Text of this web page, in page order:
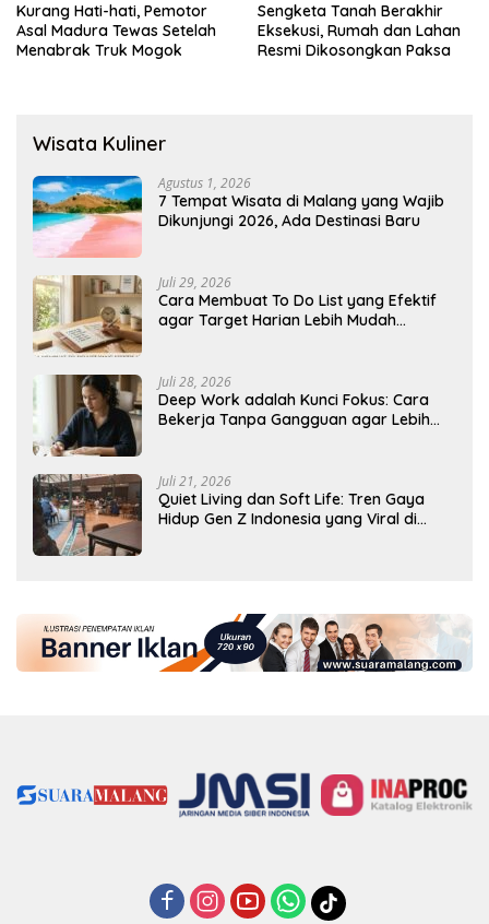
Kurang Hati-hati, Pemotor
Asal Madura Tewas Setelah
Menabrak Truk Mogok
Sengketa Tanah Berakhir
Eksekusi, Rumah dan Lahan
Resmi Dikosongkan Paksa
Wisata Kuliner
Agustus 1, 2026
7 Tempat Wisata di Malang yang Wajib
Dikunjungi 2026, Ada Destinasi Baru
Juli 29, 2026
Cara Membuat To Do List yang Efektif
agar Target Harian Lebih Mudah
Juli 28, 2026
Deep Work adalah Kunci Fokus: Cara
Bekerja Tanpa Gangguan agar Lebih
Juli 21, 2026
Quiet Living dan Soft Life: Tren Gaya
Hidup Gen Z Indonesia yang Viral di